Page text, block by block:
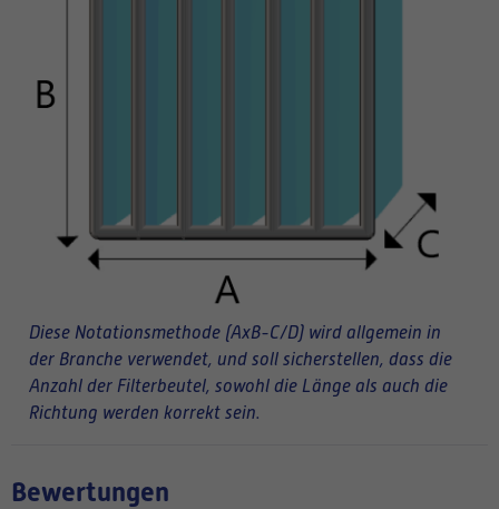
Diese Notationsmethode (AxB-C/D) wird allgemein in
der Branche verwendet, und soll sicherstellen, dass die
Anzahl der Filterbeutel, sowohl die Länge als auch die
Richtung werden korrekt sein.
Bewertungen